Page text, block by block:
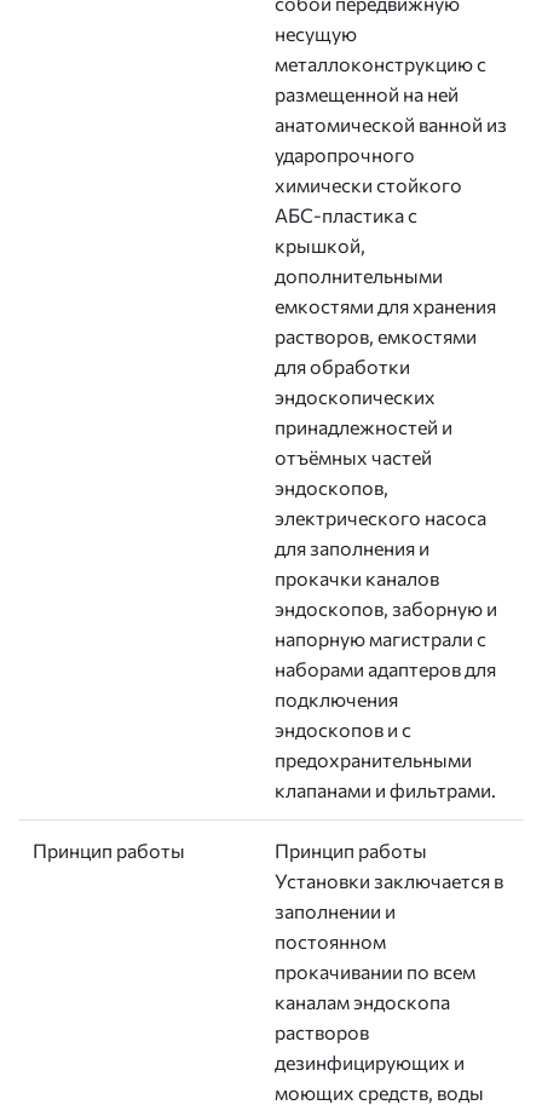
несущую
металлоконструкцию с
размещенной на ней
анатомической ванной из
ударопрочного
химически стойкого
АБС-пластика с
крышкой,
дополнительными
емкостями для хранения
растворов, емкостями
для обработки
эндоскопических
принадлежностей и
отъёмных частей
эндоскопов,
электрического насоса
для заполнения и
прокачки каналов
эндоскопов, заборную и
напорную магистрали с
наборами адаптеров для
подключения
эндоскопов и с
предохранительными
клапанами и фильтрами.
Принцип работы
Принцип работы
Установки заключается в
заполнении и
постоянном
прокачивании по всем
каналам эндоскопа
растворов
дезинфицирующих и
моющих средств, воды